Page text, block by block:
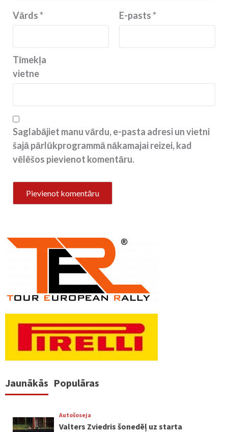
Vārds* E-pasts*
Tīmekļa
vietne
Saglabājiet manu vārdu, e-pasta adresi un vietni
šajā pārlūkprogrammā nākamajai reizei, kad
vēlēšos pievienot komentāru.
Jaunākās Populāras
Autošoseja
Valters Zviedris šonedēļ uz starta